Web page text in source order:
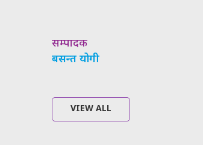
सम्पादक
बसन्त योगी
VIEW ALL